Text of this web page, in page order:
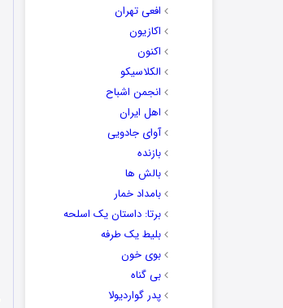
افعی تهران
اکازیون
اکنون
الکلاسیکو
انجمن اشباح
اهل ایران
آوای جادویی
بازنده
بالش ها
بامداد خمار
برتا: داستان یک اسلحه
بلیط یک‌‌ طرفه
بوی خون
بی گناه
پدر گواردیولا